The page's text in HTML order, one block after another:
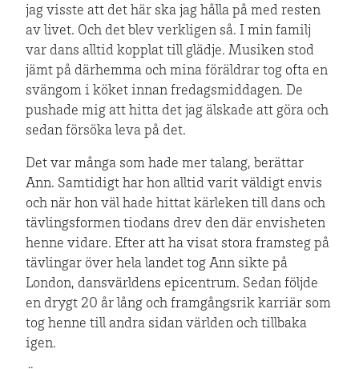
jag visste att det här ska jag hålla på med resten
av livet. Och det blev verkligen så. I min familj
var dans alltid kopplat till glädje. Musiken stod
jämt på därhemma och mina föräldrar tog ofta en
svängom i köket innan fredagsmiddagen. De
pushade mig att hitta det jag älskade att göra och
sedan försöka leva på det.
Det var många som hade mer talang, berättar
Ann. Samtidigt har hon alltid varit väldigt envis
och när hon väl hade hittat kärleken till dans och
tävlingsformen tiodans drev den där envisheten
henne vidare. Efter att ha visat stora framsteg på
tävlingar över hela landet tog Ann sikte på
London, dansvärldens epicentrum. Sedan följde
en drygt 20 år lång och framgångsrik karriär som
tog henne till andra sidan världen och tillbaka
igen.